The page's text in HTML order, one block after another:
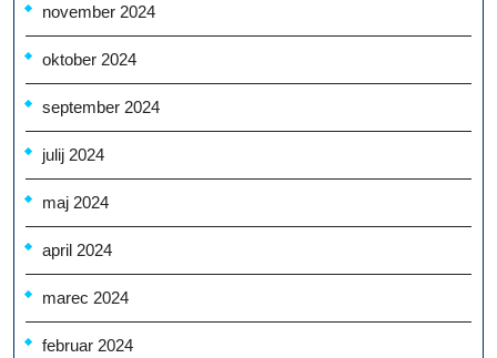
november 2024
oktober 2024
september 2024
julij 2024
maj 2024
april 2024
marec 2024
februar 2024